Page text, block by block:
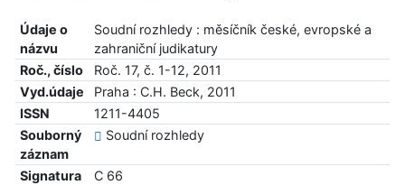
Údaje o
názvu
Soudní rozhledy : měsíčník české, evropské a
zahraniční judikatury
Roč., číslo
Roč. 17, č. 1-12, 2011
Vyd.údaje
Praha : C.H. Beck, 2011
ISSN
1211-4405
Souborný
záznam
Soudní rozhledy
Signatura
C 66